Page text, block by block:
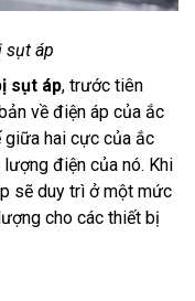
sụt áp
sụt áp, trước tiên
về điện áp của ắc
giữa hai cực của ắc
điện của nó. Khi
sẽ duy trì ở một mức
cho các thiết bị